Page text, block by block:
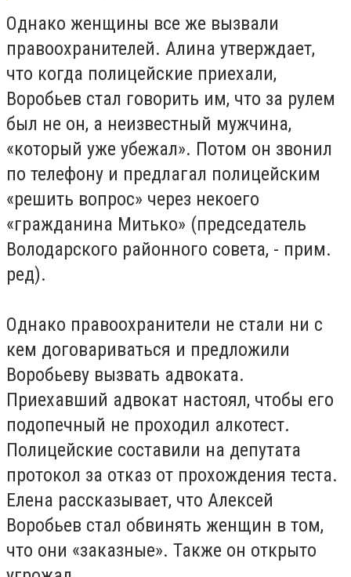
Однако женщины все же вызвали
правоохранителей. Алина утверждает,
что когда полицейские приехали,
Воробьев стал говорить им, что за рулем
был не он, а неизвестный мужчина,
«который уже убежал». Потом он звонил
по телефону и предлагал полицейским
«решить вопрос» через некоего
«гражданина Митько» (председатель
Володарского районного совета, - прим.
ред).
Однако правоохранители не стали ни с
кем договариваться и предложили
Воробьеву вызвать адвоката.
Приехавший адвокат настоял, чтобы его
подопечный не проходил алкотест.
Полицейские составили на депутата
протокол за отказ от прохождения теста.
Елена рассказывает, что Алексей
Воробьев стал обвинять женщин в том,
что они «заказные». Также он открыто